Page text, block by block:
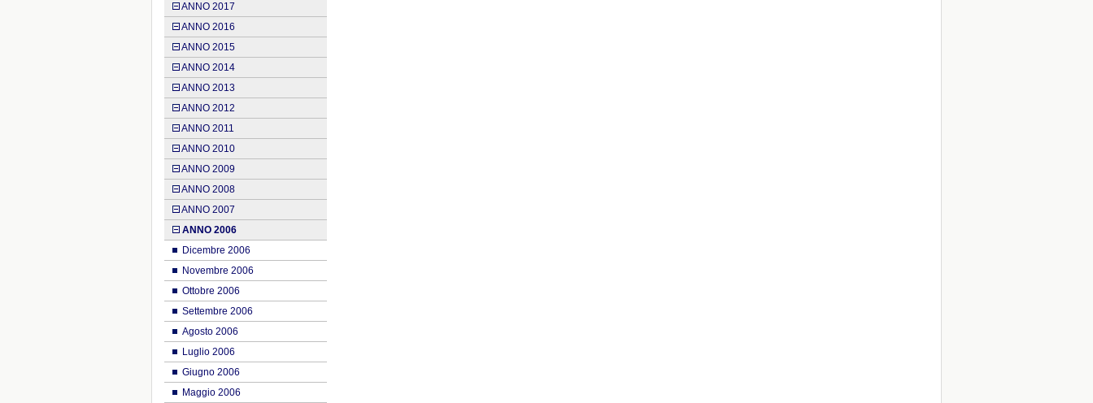
ANNO 2017
ANNO 2016
ANNO 2015
ANNO 2014
ANNO 2013
ANNO 2012
ANNO 2011
ANNO 2010
ANNO 2009
ANNO 2008
ANNO 2007
ANNO 2006
Dicembre 2006
Novembre 2006
Ottobre 2006
Settembre 2006
Agosto 2006
Luglio 2006
Giugno 2006
Maggio 2006